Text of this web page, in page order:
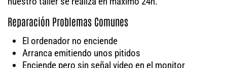
Reparación Problemas Comunes
El ordenador no enciende
Arranca emitiendo unos pitidos
Enciende pero sin señal video en el monitor